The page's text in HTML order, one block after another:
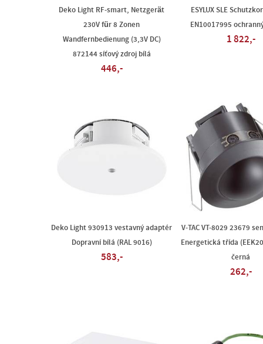
Deko Light RF-smart, Netzgerät
230V für 8 Zonen
Wandfernbedienung (3,3V DC)
872144 síťový zdroj bílá
446,-
ESYLUX SLE
EN10017995
1 822,-
Deko Light 930913 vestavný adaptér
Dopravní bílá (RAL 9016)
583,-
V-TAC VT-8029 23679
Energetická třída
černá
262,-